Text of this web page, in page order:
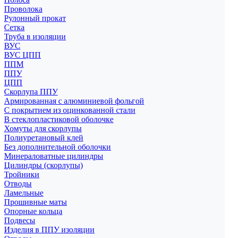
Проволока
Рулонный прокат
Сетка
Труба в изоляции
ВУС
ВУС ЦПП
ППМ
ППУ
ЦПП
Скорлупа ППУ
Армированная с алюминиевой фольгой
С покрытием из оцинкованной стали
В стеклопластиковой оболочке
Хомуты для скорлупы
Полиуретановый клей
Без дополнительной оболочки
Минераловатные цилиндры
Цилиндры (скорлупы)
Тройники
Отводы
Ламельные
Прошивные маты
Опорные кольца
Подвесы
Изделия в ППУ изоляции